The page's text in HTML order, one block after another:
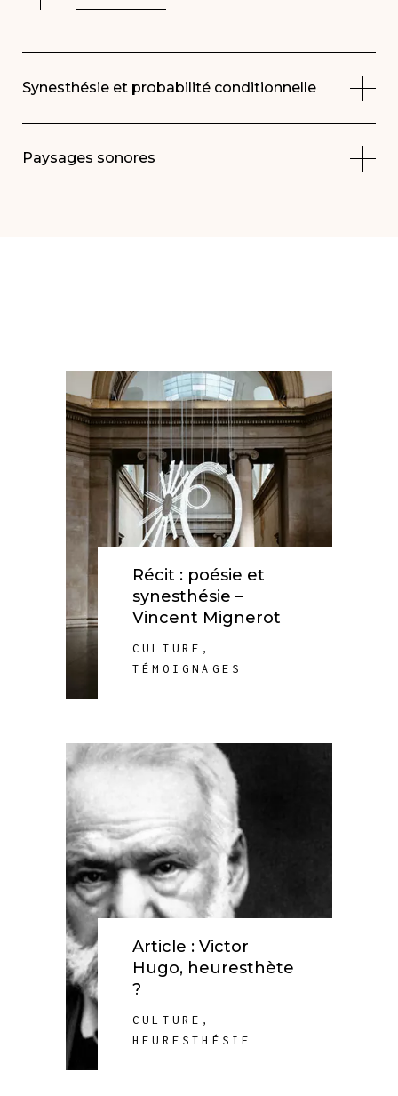
Synesthésie et probabilité conditionnelle
Paysages sonores
Récit : poésie et
synesthésie –
Vincent Mignerot
CULTURE ,
TÉMOIGNAGES
Article : Victor
Hugo, heuresthète
?
CULTURE ,
HEURESTHÉSIE